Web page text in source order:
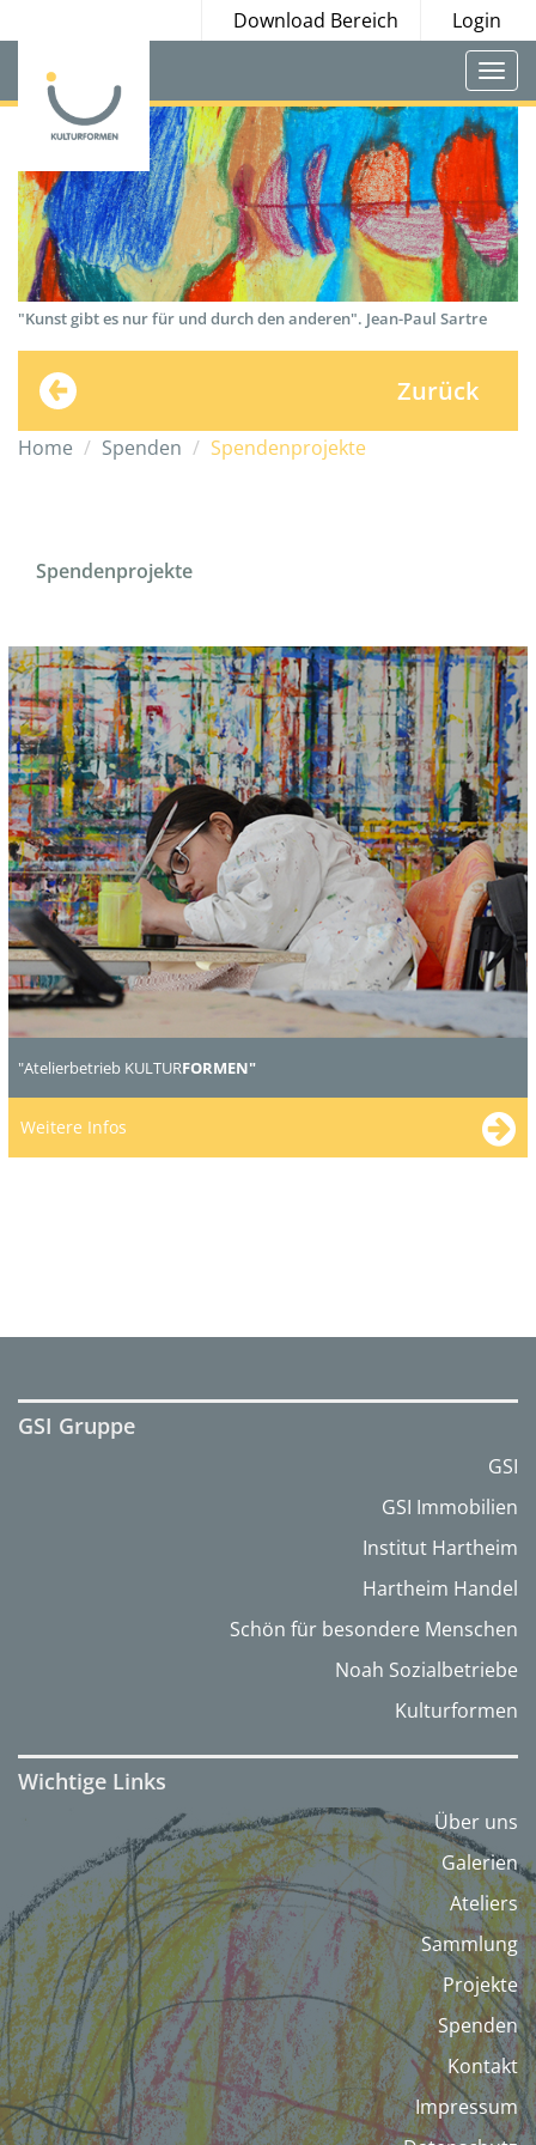
Download Bereich Login
"Kunst gibt es nur für und durch den anderen". Jean-Paul Sartre
Zurück
Home Spenden Spendenprojekte
Spendenprojekte
"Atelierbetrieb KULTURFORMEN"
Weitere Infos
GSI Gruppe
GSI
GSI Immobilien
Institut Hartheim
Hartheim Handel
Schön für besondere Menschen
Noah Sozialbetriebe
Kulturformen
Wichtige Links
Über uns
Galerien
Ateliers
Sammlung
Projekte
Spenden
Kontakt
Impressum